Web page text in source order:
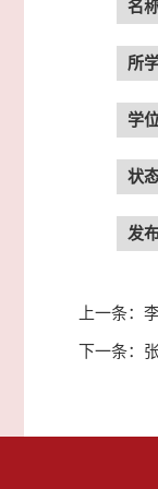
名称
所
学位
状态
发
上一条：
下一条：